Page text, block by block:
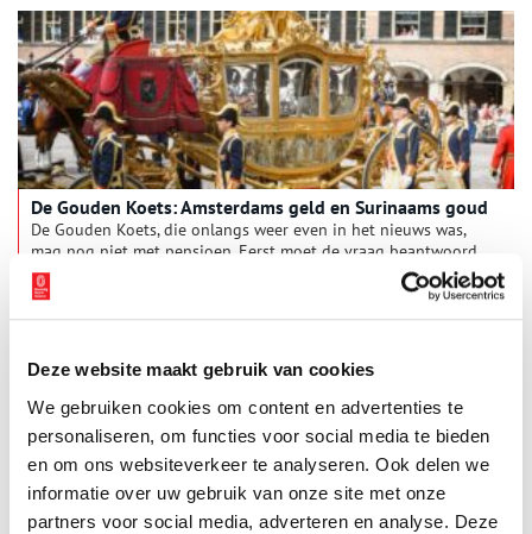
Deze website maakt gebruik van cookies
We gebruiken cookies om content en advertenties te
personaliseren, om functies voor social media te bieden
en om ons websiteverkeer te analyseren. Ook delen we
informatie over uw gebruik van onze site met onze
partners voor social media, adverteren en analyse. Deze
De Gouden Koets: Amsterdams geld en Surinaams goud
De Gouden Koets, die onlangs weer even in het nieuws was,
mag nog niet met pensioen. Eerst moet de vraag beantwoord
worden of een koets met een afbeelding uit de koloniale tijd
nog wel kan. Oneindig Noord-Holland dook in de geschiedenis
van het koninklijke voertuig, dat door het Amsterdamse volk
delen van het rijk.